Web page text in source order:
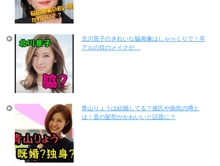
北川景子のきれいな脇画像はしゃべくりで！卒
アルの目のメイクが…
青山りょうは結婚してる？彼氏や病気の噂と
は！昔の髪型がかわいいと話題に？